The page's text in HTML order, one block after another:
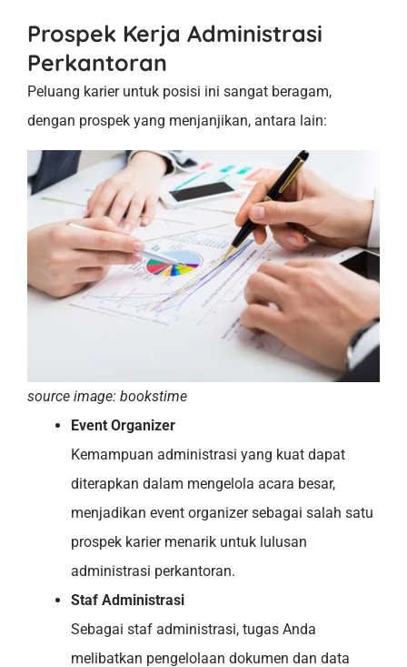
Prospek Kerja Administrasi
Perkantoran
Peluang karier untuk posisi ini sangat beragam,
dengan prospek yang menjanjikan, antara lain:
source image: bookstime
Event Organizer
Kemampuan administrasi yang kuat dapat
diterapkan dalam mengelola acara besar,
menjadikan event organizer sebagai salah satu
prospek karier menarik untuk lulusan
administrasi perkantoran.
Staf Administrasi
Sebagai staf administrasi, tugas Anda
melibatkan pengelolaan dokumen dan data